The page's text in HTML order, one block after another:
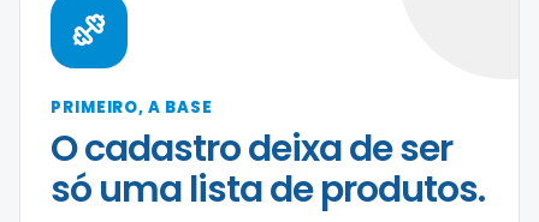
PRIMEIRO, A BASE
O cadastro deixa de ser
só uma lista de produtos.